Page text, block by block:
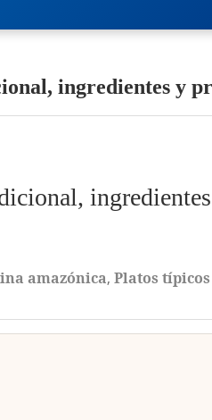
ingredientes y
amazónica, Platos